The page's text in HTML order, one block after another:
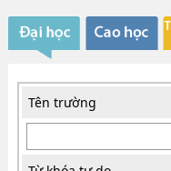
điểm thu hút du học sinh.
xã hội quốc tế hoá là mong
các doanh nghiệp cả của
điều mà có thể giúp bạn trở
Tên trường